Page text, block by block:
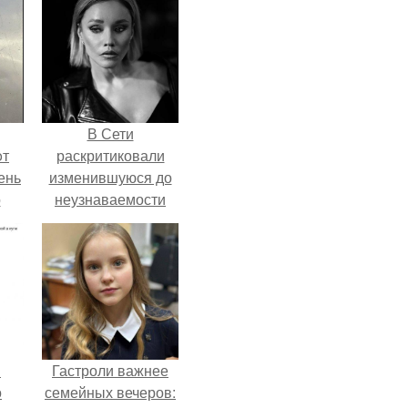
В Сети
раскритиковали
изменившуюся до
неузнаваемости
Марину зудину.
Гастроли важнее
семейных вечеров: